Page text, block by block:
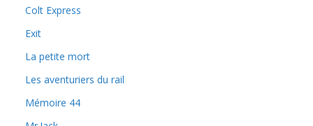
Colt Express
Exit
La petite mort
Les aventuriers du rail
Mémoire 44